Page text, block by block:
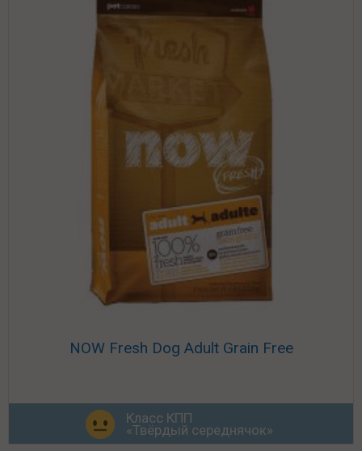
NOW Fresh Dog Adult Grain Free
Класс КПП
«Твёрдый середнячок»